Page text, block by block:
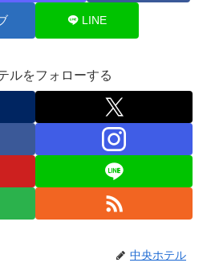
LINE
ルをフォローする
中央ホテル